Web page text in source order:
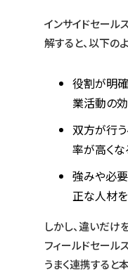
インサイドセール
解すると、以下の
役割が明確
業活動の
双方が行
率が高くな
強みや必
正な人材
しかし、違いだけ
フィールドセール
うまく連携すると